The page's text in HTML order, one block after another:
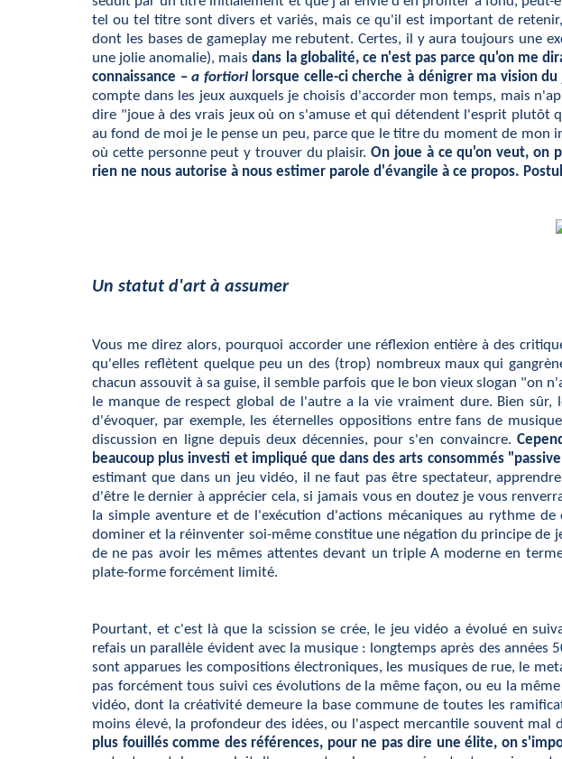
tel ou tel titre sont divers et variés, mais ce qu'il est important de
dont les bases de gameplay me rebutent. Certes, il y aura toujours une
une jolie anomalie), maisdans la globalité, ce n'est pas parce qu'on me
connaissance –a fortiorilorsque celle-ci cherche à dénigrer ma vision
compte dans les jeux auxquels je choisis d'accorder mon temps, mais
dire "joue à des vrais jeux où on s'amuse et qui détendent l'esprit plutôt
au fond de moi je le pense un peu, parce que le titre du moment de
où cette personne peut y trouver du plaisir.On joue à ce qu'on veut, on
rien ne nous autorise à nous estimer parole d'évangile à ce propos.
Un statut d'art à assumer
Vous me direz alors, pourquoi accorder une réflexion entière à des
qu'elles reflètent quelque peu un des (trop) nombreux maux qui
chacun assouvit à sa guise, il semble parfois que le bon vieux slogan "on
le manque de respect global de l'autre a la vie vraiment dure. Bien
d'évoquer, par exemple, les éternelles oppositions entre fans de
discussion en ligne depuis deux décennies, pour s'en convaincre.
beaucoup plus investi et impliqué que dans des arts consommés
estimant que dans un jeu vidéo, il ne faut pas être spectateur,
d'être le dernier à apprécier cela, si jamais vous en doutez je vous
la simple aventure et de l'exécution d'actions mécaniques au rythme
dominer et la réinventer soi-même constitue une négation du principe de
de ne pas avoir les mêmes attentes devant un triple A moderne en
plate-forme forcément limité.
Pourtant, et c'est là que la scission se crée, le jeu vidéo a évolué en
refais un parallèle évident avec la musique : longtemps après des
sont apparues les compositions électroniques, les musiques de rue, le
pas forcément tous suivi ces évolutions de la même façon, ou eu la
vidéo, dont la créativité demeure la base commune de toutes les
moins élevé, la profondeur des idées, ou l'aspect mercantile souvent mal
plus fouillés comme des références, pour ne pas dire une élite, on